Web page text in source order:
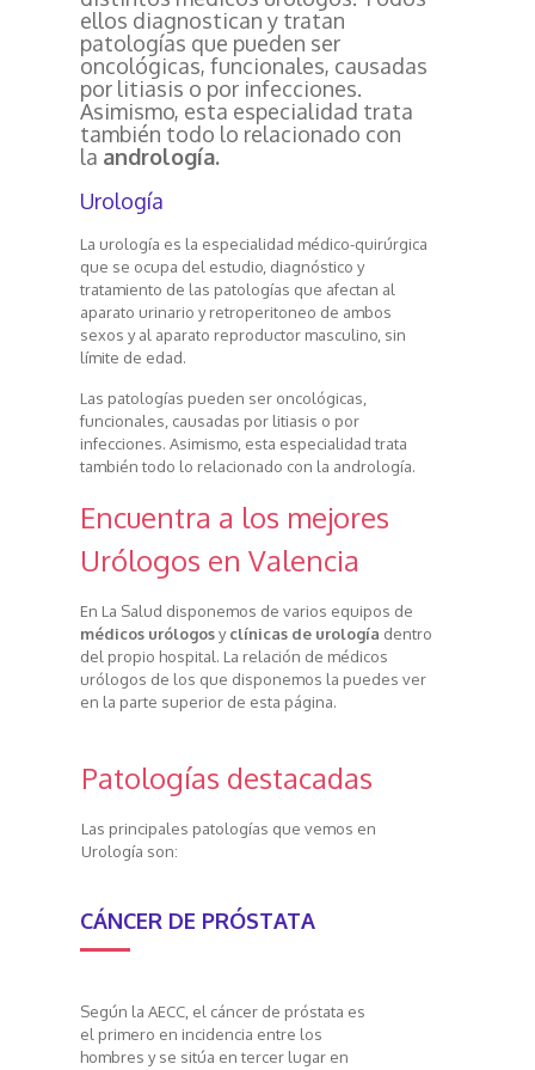
ellos diagnostican y tratan
patologías que pueden ser
oncológicas, funcionales, causadas
por litiasis o por infecciones.
Asimismo, esta especialidad trata
también todo lo relacionado con
la andrología.
Urología
La urología es la especialidad médico-quirúrgica
que se ocupa del estudio, diagnóstico y
tratamiento de las patologías que afectan al
aparato urinario y retroperitoneo de ambos
sexos y al aparato reproductor masculino, sin
límite de edad.
Las patologías pueden ser oncológicas,
funcionales, causadas por litiasis o por
infecciones. Asimismo, esta especialidad trata
también todo lo relacionado con la andrología.
Encuentra a los mejores
Urólogos en Valencia
En La Salud disponemos de varios equipos de
médicos urólogosyclínicas de urología dentro
del propio hospital. La relación de médicos
urólogos de los que disponemos la puedes ver
en la parte superior de esta página.
Patologías destacadas
Las principales patologías que vemos en
Urología son:
CÁNCER DE PRÓSTATA
Según la AECC, el cáncer de próstata es
el primero en incidencia entre los
hombres y se sitúa en tercer lugar en